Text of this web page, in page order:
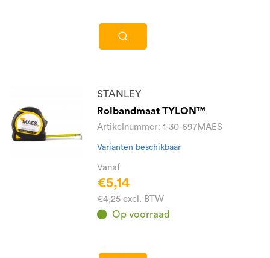
STANLEY
Rolbandmaat TYLON™
Artikelnummer: 1-30-697MAES
Varianten beschikbaar
Vanaf
€5,14
€4,25 excl. BTW
Op voorraad